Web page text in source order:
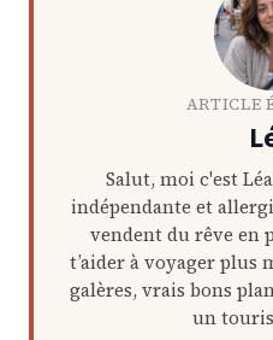
ARTICLE
Salut, moi c'est
indépendante et
vendent du rêve en
t’aider à voyager plus
galères, vrais bons
un